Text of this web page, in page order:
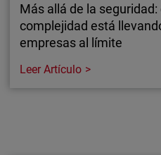
Más allá de la seguridad:
complejidad está
empresas al límite
Leer Artículo